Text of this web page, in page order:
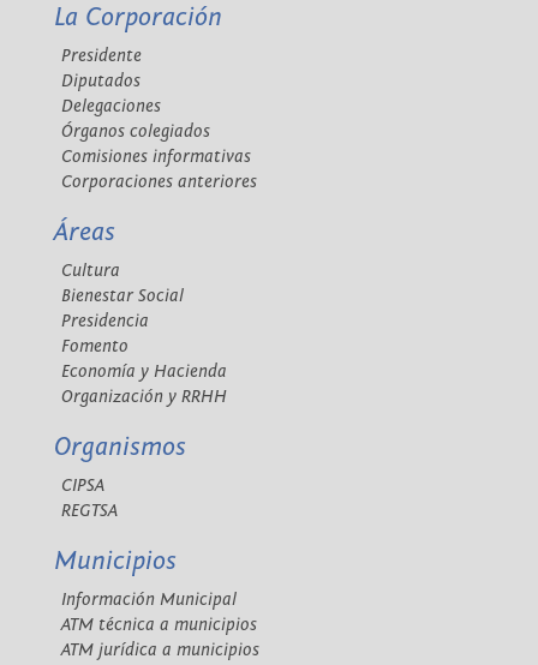
La Corporación
Presidente
Diputados
Delegaciones
Órganos colegiados
Comisiones informativas
Corporaciones anteriores
Áreas
Cultura
Bienestar Social
Presidencia
Fomento
Economía y Hacienda
Organización y RRHH
Organismos
CIPSA
REGTSA
Municipios
Información Municipal
ATM técnica a municipios
ATM jurídica a municipios